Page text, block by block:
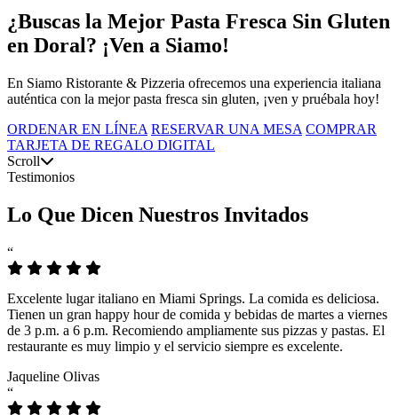
¿Buscas la Mejor Pasta Fresca Sin Gluten
en Doral? ¡Ven a Siamo!
En Siamo Ristorante & Pizzeria ofrecemos una experiencia italiana
auténtica con la mejor pasta fresca sin gluten, ¡ven y pruébala hoy!
ORDENAR EN LÍNEA RESERVAR UNA MESA COMPRAR
TARJETA DE REGALO DIGITAL
Scroll
Testimonios
Lo Que Dicen Nuestros Invitados
“
Excelente lugar italiano en Miami Springs. La comida es deliciosa.
Tienen un gran happy hour de comida y bebidas de martes a viernes
de 3 p.m. a 6 p.m. Recomiendo ampliamente sus pizzas y pastas. El
restaurante es muy limpio y el servicio siempre es excelente.
Jaqueline Olivas
“